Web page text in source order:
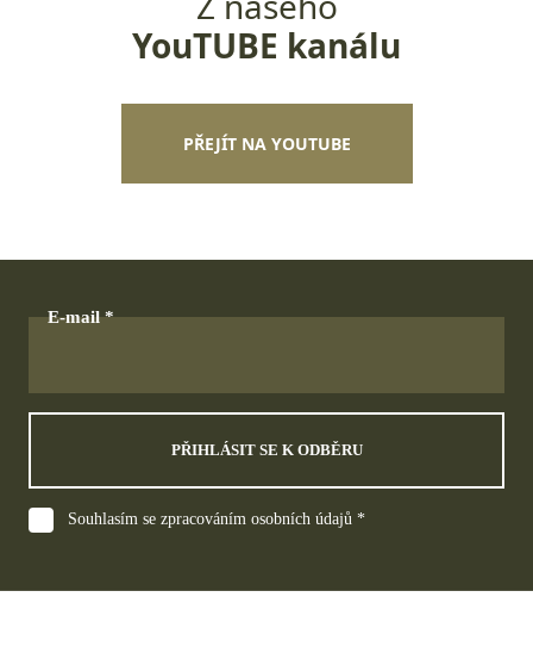
YouTUBE kanálu
PŘEJÍT NA YOUTUBE
E-mail
PŘIHLÁSIT SE K ODBĚRU
Souhlasím se zpracováním osobních údajů *